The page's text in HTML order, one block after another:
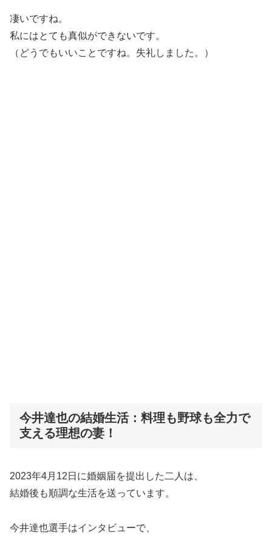
凄いですね。
私にはとても真似ができないです。
（どうでもいいことですね。失礼しました。）
今井達也の結婚生活：料理も野球も全力で
支える理想の妻！
2023年4月12日に婚姻届を提出した二人は、
結婚後も順調な生活を送っています。
今井達也選手はインタビューで、